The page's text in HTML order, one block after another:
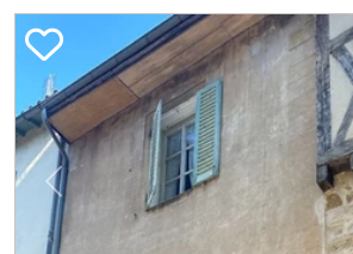
Previous